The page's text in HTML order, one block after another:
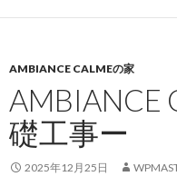
AMBIANCE CALMEの家
AMBIANCE
礎工事ー
2025年12月25日